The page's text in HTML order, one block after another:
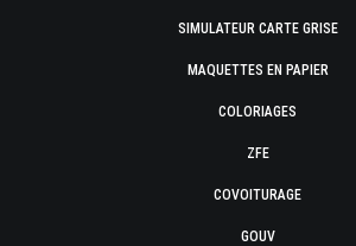
SIMULATEUR CARTE GRISE
MAQUETTES EN PAPIER
COLORIAGES
ZFE
COVOITURAGE
GOUV